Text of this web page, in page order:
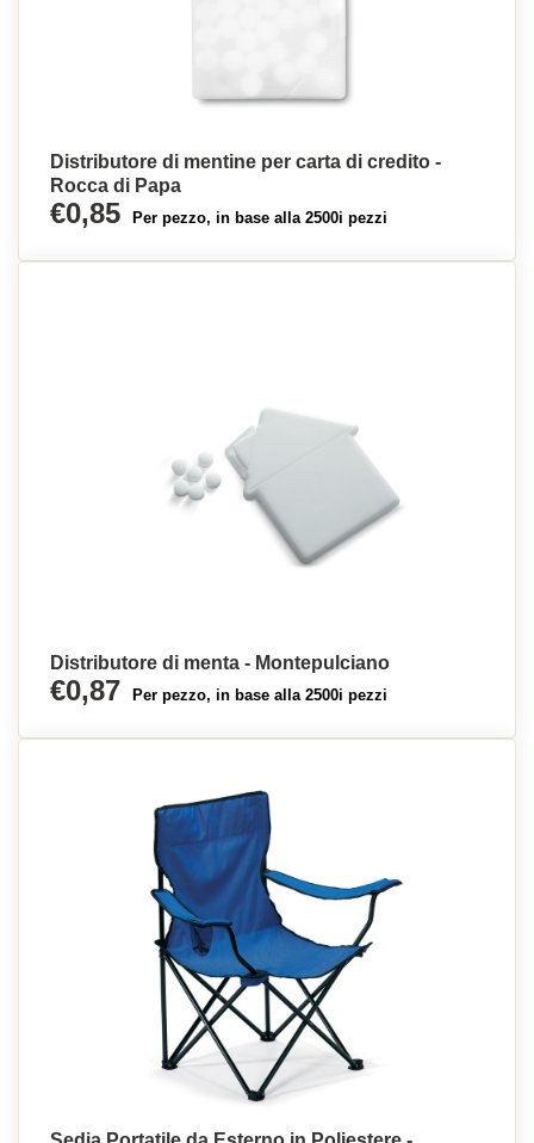
Distributore di mentine per carta di credito -
Rocca di Papa
€0,85 Per pezzo, in base alla 2500i pezzi
Distributore di menta - Montepulciano
€0,87 Per pezzo, in base alla 2500i pezzi